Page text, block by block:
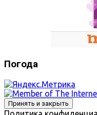
Погода